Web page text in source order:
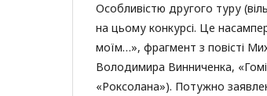
Особливістю другого туру
на цьому конкурсі. Це
моїм…», фрагмент з повісті
Володимира Винниченка,
«Роксолана»). Потужно